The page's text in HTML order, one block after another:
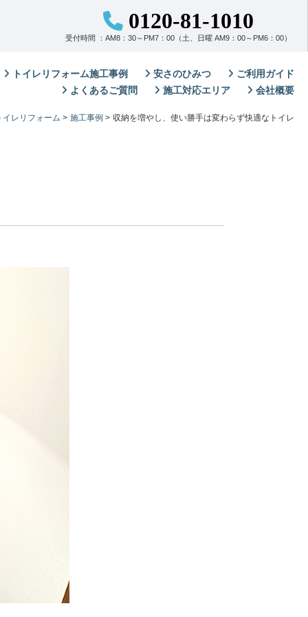
0120-81-1010
受付時間 ：AM8：30～PM7：00（土、日曜 AM9：00～PM6：00）
トイレリフォーム施工事例 安さのひみつ
ご利用ガイド
よくあるご質問
施工対応エリア 会社概要
イレリフォーム > 施工事例 > 収納を増やし、使い勝手は変わらず快適なトイレ